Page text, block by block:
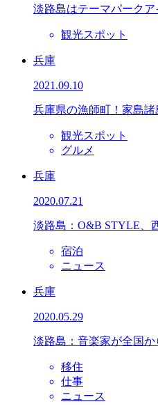
淡路島はテーマパーク
観光スポット
兵庫
2021.09.10
兵庫県の漁師町！家島
観光スポット
グルメ
兵庫
2020.07.21
淡路島：O&B STYLE、
宿泊
ニュース
兵庫
2020.05.29
淡路島：音楽家が全国か
移住
仕事
ニュース